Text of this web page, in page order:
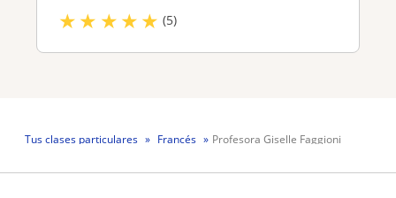
★★ ★★★ (5)
Tus clases particulares Francés Profesora Giselle Faggioni